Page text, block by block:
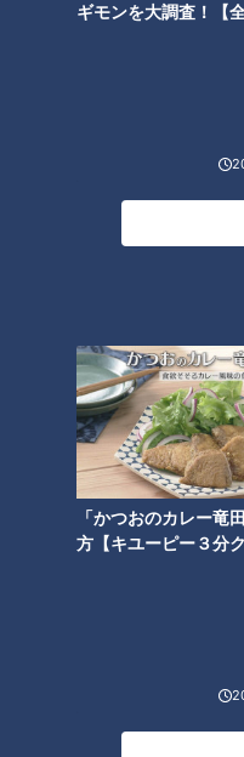
ギモンを大調査！【
「かつおのカレー竜
方【キユーピー３分
だ”という指摘も…濱口家の
向き合う中、家族で迎えた誕
「ピエロと呼ばれた息子」第
24時間